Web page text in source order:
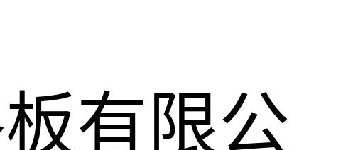
有限公